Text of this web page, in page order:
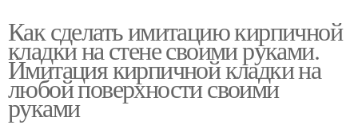
Как сделать имитацию кирпичной
кладки на стене своими руками.
Имитация кирпичной кладки на
любой поверхности своими
руками